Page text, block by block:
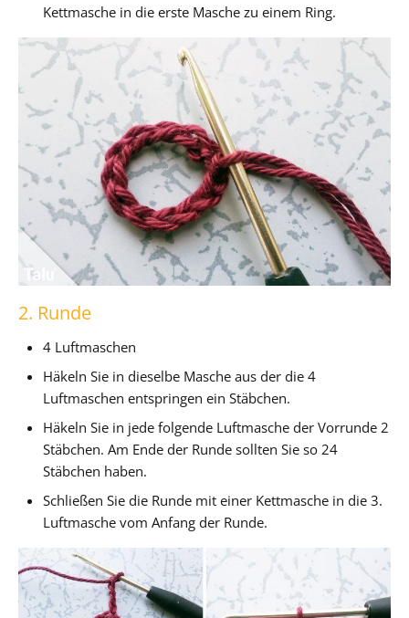
Kettmasche in die erste Masche zu einem Ring.
2. Runde
4 Luftmaschen
Häkeln Sie in dieselbe Masche aus der die 4
Luftmaschen entspringen ein Stäbchen.
Häkeln Sie in jede folgende Luftmasche der Vorrunde 2
Stäbchen. Am Ende der Runde sollten Sie so 24
Stäbchen haben.
Schließen Sie die Runde mit einer Kettmasche in die 3.
Luftmasche vom Anfang der Runde.